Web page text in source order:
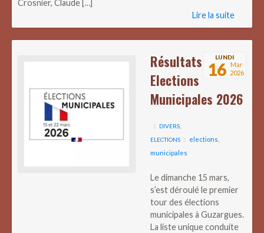
Crosnier, Claude […]
Lire la suite
LUNDI
16 Mar
2026
Résultats
Elections
Municipales 2026
DIVERS
ELECTIONS
elections
municipales
Le dimanche 15 mars,
s’est déroulé le premier
tour des élections
municipales à Guzargues.
La liste unique conduite